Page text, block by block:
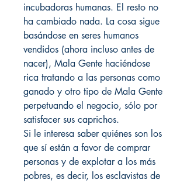
incubadoras humanas. El resto no
ha cambiado nada. La cosa sigue
basándose en seres humanos
vendidos (ahora incluso antes de
nacer), Mala Gente haciéndose
rica tratando a las personas como
ganado y otro tipo de Mala Gente
perpetuando el negocio, sólo por
satisfacer sus caprichos.
Si le interesa saber quiénes son los
que sí están a favor de comprar
personas y de explotar a los más
pobres, es decir, los esclavistas de